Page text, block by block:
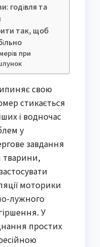
годівля та
так, щоб
при
свою
стикається
і водночас
у
завдання
тварини,
моторики
лужного
У
простих